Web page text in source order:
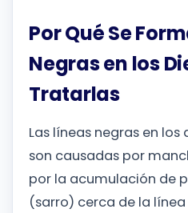
Por Qué Se
Negras en los
Tratarlas
Las líneas negras en
son causadas por
por la acumulación de
(sarro) cerca de la